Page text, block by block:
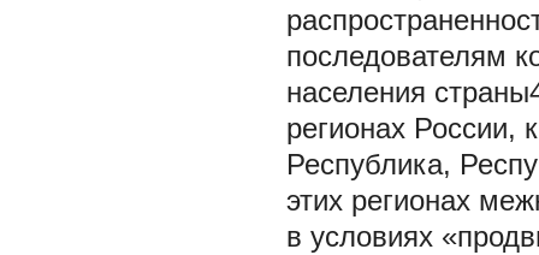
последователям
населения
регионах России,
Республика,
этих регионах
в условиях